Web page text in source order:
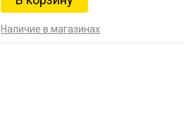
Наличие в магазинах